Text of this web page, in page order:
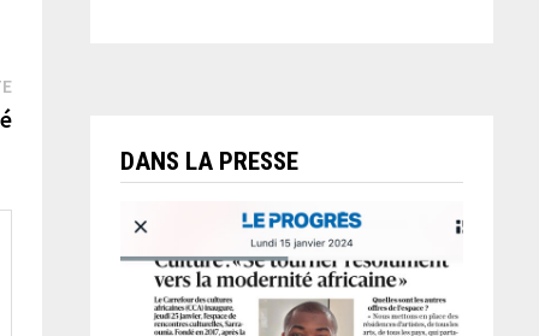
Publication
suivante :
DANS LA PRESSE